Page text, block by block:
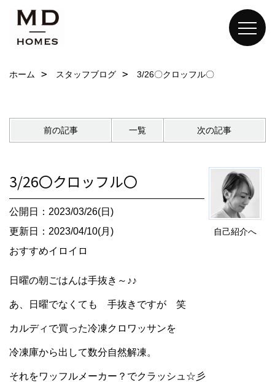
ホーム スタッフブログ 3/26〇クロッフル〇
前の記事 一覧 次の記事
自己紹介へ
3/26〇クロッフル〇
公開日：2023/03/26(日)
更新日：2023/04/10(月)
おすすめイロイロ
日曜の朝ごはんは手抜き～♪♪
あ、日曜でなくても 手抜きですが 笑
カルディで買った冷凍クロワッサンを
冷凍庫から出して数分自然解凍。
それをワッフルメーカー？でクラッシュ☆彡